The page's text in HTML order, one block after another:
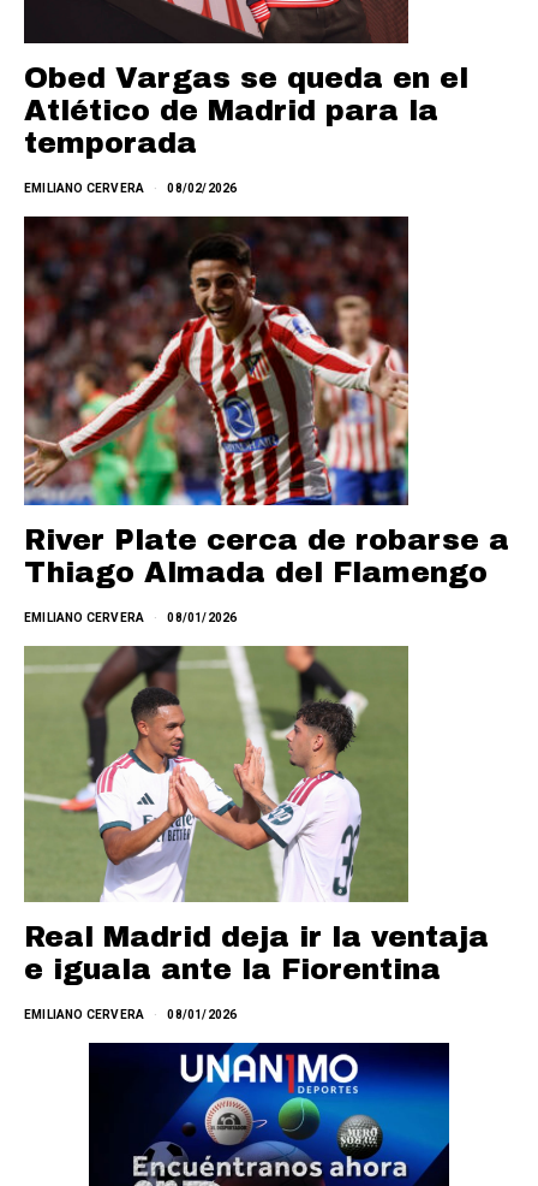
Obed Vargas se queda en el
Atlético de Madrid para la
temporada
EMILIANO CERVERA 08/02/2026
River Plate cerca de robarse a
Thiago Almada del Flamengo
EMILIANO CERVERA 08/01/2026
Real Madrid deja ir la ventaja
e iguala ante la Fiorentina
EMILIANO CERVERA 08/01/2026